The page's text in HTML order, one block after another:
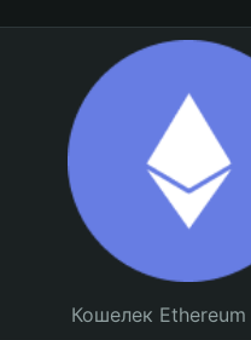
Кошелек Ethereum